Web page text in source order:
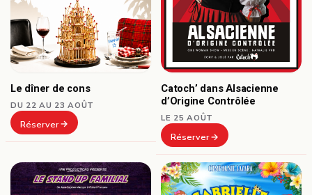
Le dîner de cons
DU 22 AU 23 AOÛT
Réserver
Catoch’ dans Alsacienne
d’Origine Contrôlée
LE 25 AOÛT
Réserver